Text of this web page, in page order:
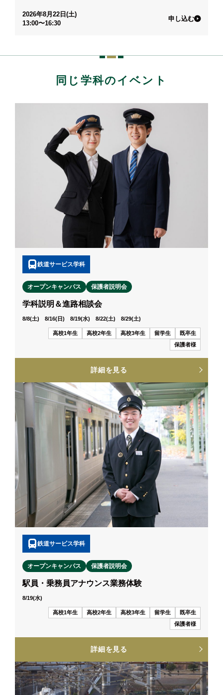
2026年8月22日(土)
13:00〜16:30
申し込む
同じ学科のイベント
鉄道サービス学科
オープンキャンパス 保護者説明会
学科説明＆進路相談会
8/8(土) 8/16(日) 8/19(水) 8/22(土) 8/29(土)
高校1年生 高校2年生 高校3年生 留学生
既卒生
保護者様
詳細を見る
鉄道サービス学科
オープンキャンパス 保護者説明会
駅員・乗務員アナウンス業務体験
8/19(水)
高校1年生 高校2年生 高校3年生 留学生
既卒生
保護者様
詳細を見る